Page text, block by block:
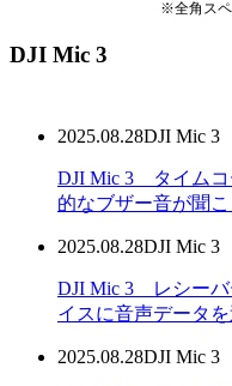
※全角スペ
DJI Mic 3
2025.08.28DJI Mic 3
DJI Mic 3 タイムコ
的なブザー音が聞
2025.08.28DJI Mic 3
DJI Mic 3 レシーバ
イスに音声データ
2025.08.28DJI Mic 3